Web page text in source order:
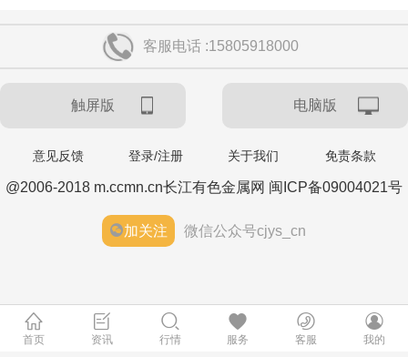
客服电话 :15805918000
触屏版 电脑版
意见反馈 登录/注册 关于我们 免责条款
@2006-2018 m.ccmn.cn长江有色金属网 闽ICP备09004021号
加关注 微信公众号cjys_cn
首页 资讯 行情 服务 客服 我的